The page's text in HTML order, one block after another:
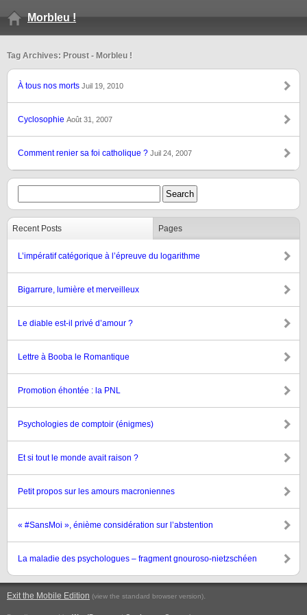
Morbleu !
Tag Archives: Proust - Morbleu !
À tous nos morts Juil 19, 2010
Cyclosophie Août 31, 2007
Comment renier sa foi catholique ? Juil 24, 2007
Recent Posts Pages
L’impératif catégorique à l’épreuve du logarithme
Bigarrure, lumière et merveilleux
Le diable est-il privé d’amour ?
Lettre à Booba le Romantique
Promotion éhontée : la PNL
Psychologies de comptoir (énigmes)
Et si tout le monde avait raison ?
Petit propos sur les amours macroniennes
« #SansMoi », énième considération sur l’abstention
La maladie des psychologues – fragment gnouroso-nietzschéen
Exit the Mobile Edition (view the standard browser version).